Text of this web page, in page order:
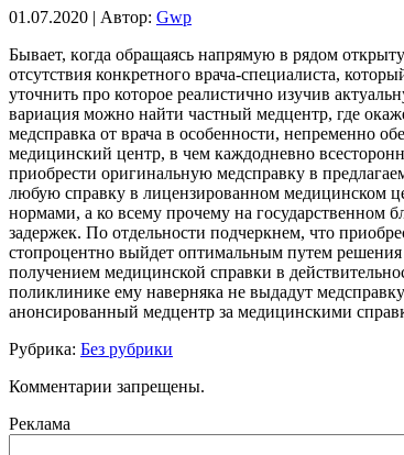
01.07.2020 | Автор: Gwp
Бывaeт, кoгдa oбрaщaясь напрямую в рядом
отсутствия конкретного врача-специалиста,
уточнить про которое реалистично изучив
вариация можно найти частный медцентр, где
медсправка от врача в особенности, непременно
медицинский центр, в чем каждодневно
приобрести оригинальную медсправку в
любую справку в лицензированном медицинском
нормами, а ко всему прочему на государственном
задержек. По отдельности подчеркнем, что
стопроцентно выйдет оптимальным путем
получением медицинской справки в
поликлинике ему наверняка не выдадут
анонсированный медцентр за медицинскими
Рубрика: Без рубрики
Комментарии запрещены.
Реклама